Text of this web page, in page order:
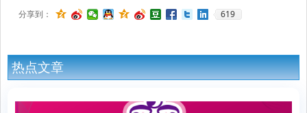
热点文章
分享到： 619